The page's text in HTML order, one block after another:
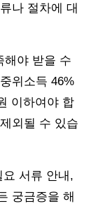
나 절차에 대
해야 받을 수
위소득 46%
이하여야 합
외될 수 있습
서류 안내,
궁금증을 해